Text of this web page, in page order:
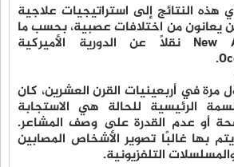
هذه النتائج إلى استراتيجيات علاجية
يعانون من اختلافات عصبية، بحسب ما
نشره موقع New Atlas نقلًا عن الدورية الأميركية
مرة في أربعينيات القرن العشرين، كان
الرئيسية للحالة هي الاستجابة
أو عدم القدرة على وصف المشاعر.
بها غالبًا تصوير الأشخاص المصابين
التلفزيونية.